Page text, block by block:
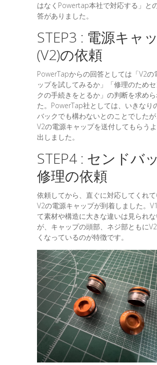
はなくPowertap本社で対応する」と
答がありました。
STEP3 : 電源キャ
(V2)の依頼
PowerTapからの回答としては「V2の
ップを試してみるか」「修理のため
クの手続きをとるか」の判断を求め
た。PowerTap社としては、いきなり
バックでも構わないとのことでした
V2の電源キャップを送付してもらう
出しました。
STEP4 : センドバ
修理の依頼
依頼してから、直ぐに対応してくれ
V2の電源キャップが到着しました。
て素材や構造に大きな違いは見られ
が、キャップの頭部、ネジ部ともに
くなっているのが特徴です。